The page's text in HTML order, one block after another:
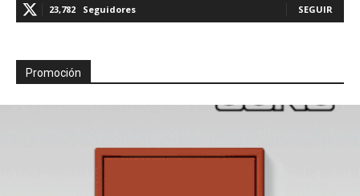
23,782 Seguidores SEGUIR
Promoción